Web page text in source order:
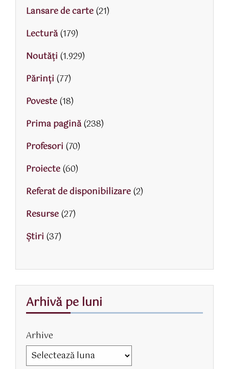
Lansare de carte(21)
Lectură(179)
Noutăți (1.929)
Părinţi (77)
Poveste(18)
Prima pagină(238)
Profesori (70)
Proiecte(60)
Referat de disponibilizare(2)
Resurse(27)
Știri (37)
Arhivă pe luni
Arhive